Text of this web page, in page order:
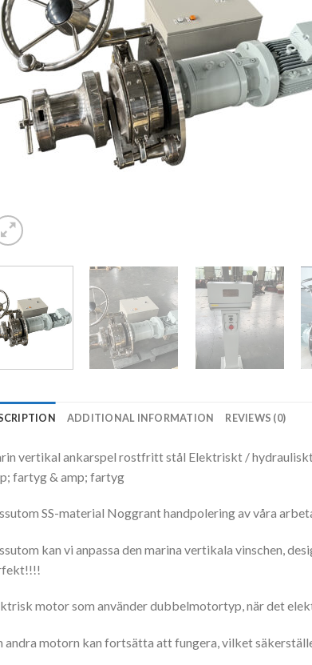
ADDITIONAL INFORMATION REVIEWS (0)
vertikal ankarspel rostfritt stål Elektriskt /
fartyg & amp; fartyg
SS-material Noggrant handpolering av våra
kan vi anpassa den marina vertikala vinschen,
motor som använder dubbelmotortyp, när det
andra motorn kan fortsätta att fungera, vilket